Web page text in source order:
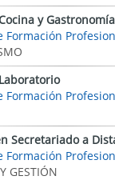
y
Formación
Formación
Secretariado a
Formación
GESTIÓN